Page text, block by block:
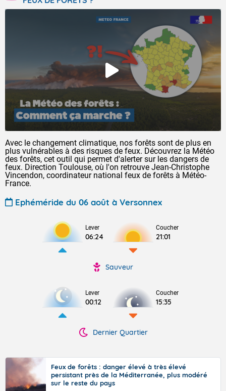
Avec le changement climatique, nos forêts sont de plus en
plus vulnérables à des risques de feux. Découvrez la Météo
des forêts, cet outil qui permet d'alerter sur les dangers de
feux. Direction Toulouse, où l'on retrouve Jean-Christophe
Vincendon, coordinateur national feux de forêts à Météo-
France.
Ephéméride du 06 août à Versonnex
Lever
06:24
Coucher
21:01
Sauveur
Lever
00:12
Coucher
15:35
Dernier Quartier
Feux de forêts : danger élevé à très élevé
persistant près de la Méditerranée, plus modéré
sur le reste du pays